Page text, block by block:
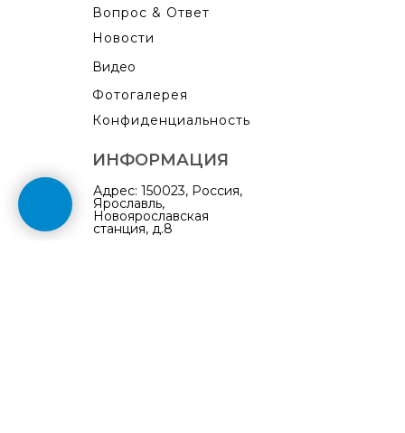
ИНФОРМАЦИЯ
Фотогалерея
Адрес: 150023, Россия,
Ярославль,
Новоярославская
станция, д.8
Новости
Вопрос & Ответ
Конфиденциальность
Видео